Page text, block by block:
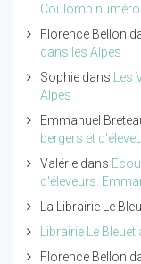
Coulomp numéro
Florence Bellon
dans les Alpes
Sophie dans
Alpes
Emmanuel
bergers et
Valérie dans
d'éleveurs.
La Librairie Le
Librairie Le
Florence Bellon